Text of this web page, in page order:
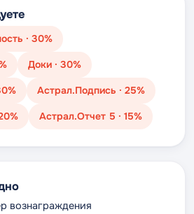
· 30%
Доки · 30%
Астрал.Подпись · 25%
Астрал.Отчет 5 · 15%
вознаграждения